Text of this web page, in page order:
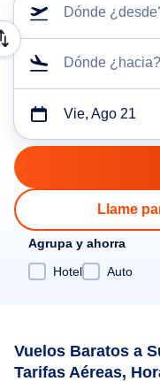
Dónde
Dónde ¿hacia?
Vie, Ago 21
Llame
Agrupa y ahorra
Hotel
Auto
Vuelos Baratos a
Tarifas Aéreas,